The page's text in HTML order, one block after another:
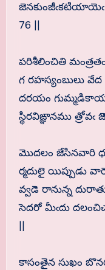
జెనకుంజీఁకటియాయెఁ
76 ||
పరిశీలించితి
గ రహస్యంబులు వేద
దరయం
స్థిరవిఙ్ఞానము త్రోవఁ
మొదలం జేసినవారి
ర్మదులై యిప్పుడు
వ్వడె రానున్న
సెదరో మీఁదు
కాసంతైన సుఖం